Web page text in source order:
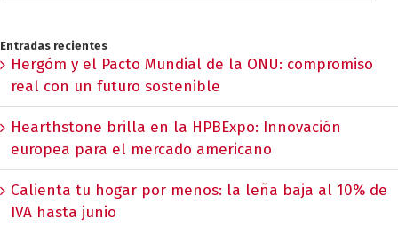
Entradas recientes
Hergóm y el Pacto Mundial de la ONU: compromiso
real con un futuro sostenible
Hearthstone brilla en la HPBExpo: Innovación
europea para el mercado americano
Calienta tu hogar por menos: la leña baja al 10% de
IVA hasta junio